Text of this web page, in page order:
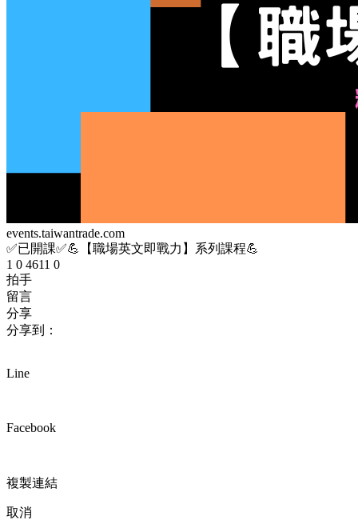
events.taiwantrade.com
✅已開課✅💪【職場英文即戰力】系列課程💪
1 0 4611 0
拍手
留言
分享
分享到：
Line
Facebook
複製連結
取消